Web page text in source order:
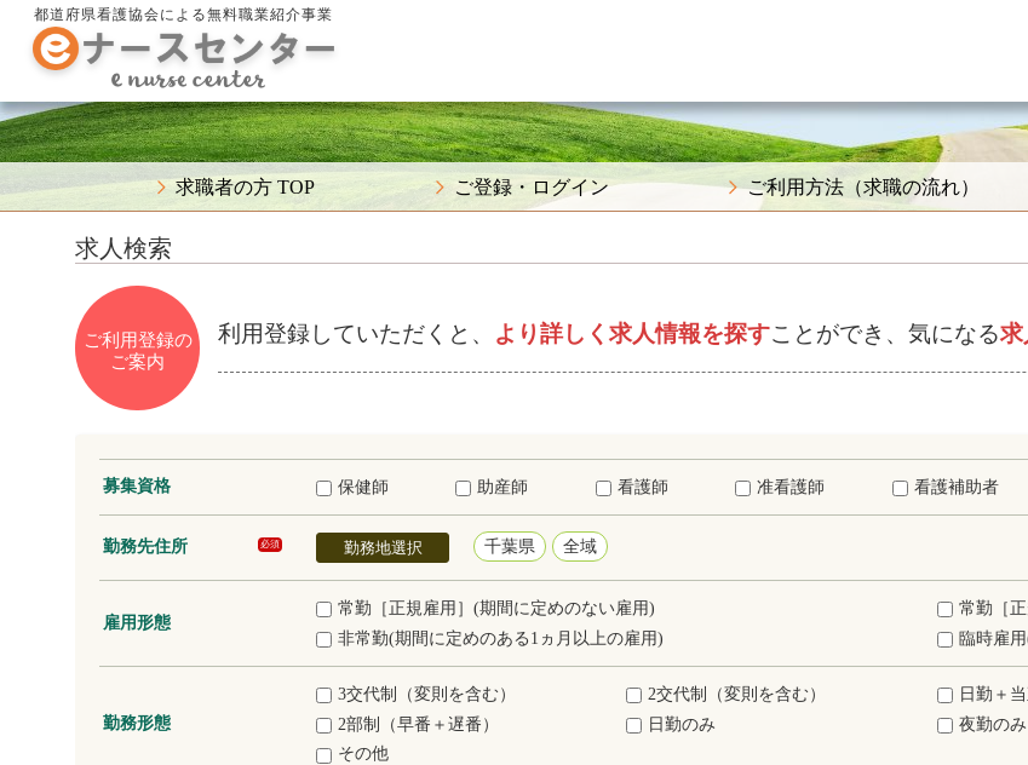
都道府県看護協会による無料職業紹介事業
求職者の方 TOP ご登録・ログイン ご利用方法（求職の流れ）
求人検索
ご利用登録の
ご案内
利用登録していただくと、 より詳しく求人情報を探すことができ、気になる求
募集資格 保健師 助産師 看護師 准看護師 看護補助者
勤務先住所 必須 勤務地選択 千葉県 全域
雇用形態
常勤［正規雇用］(期間に定めのない雇用)
常勤［
非常勤(期間に定めのある1ヵ月以上の雇用)
臨時雇
勤務形態
3交代制（変則を含む） 2交代制（変則を含む） 日勤＋
2部制（早番＋遅番）
日勤のみ 夜勤のみ
その他